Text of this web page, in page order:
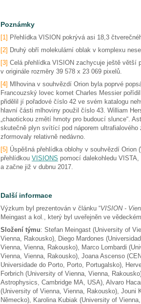
Poznámky
[1] Přehlídka VISION pokrývá asi 18,3
[2] Druhý obří molekulární oblak v komplexu
[3] Celá přehlídka VISION zachycuje ještě větší
v originále rozměry 39 578 x 23 069 pixelů.
[4] Mlhovina v souhvězdí Orion byla poprvé
Francouzský lovec komet Charles Messier
přidělil jí pořadové číslo 42 ve svém katalogu
hlavní části mlhoviny použil číslo 43. William
„chaotickou změtí hmoty pro budoucí slunce“.
skutečně plyn svítící pod náporem
zformovaly relativně nedávno.
[5] Úspěšná přehlídka oblohy v souhvězdí Orion
přehlídkou VISIONS pomocí dalekohledu
a začne již v dubnu 2017.
Další informace
Výzkum byl prezentován v článku “VISION -
Meingast a kol., který byl uveřejněn ve
Složení týmu: Stefan Meingast (University of
Vienna, Rakousko), Diego Mardones
Vienna, Vienna, Rakousko), Marco Lombardi
Vienna, Vienna, Rakousko), Joana Ascenso
Universidade do Porto, Porto, Portugalsko),
Forbrich (University of Vienna, Vienna,
Astrophysics, Cambridge MA, USA), Alvaro
(University of Vienna, Vienna, Rakousko), Jouni
Německo), Karolina Kubiak (University of